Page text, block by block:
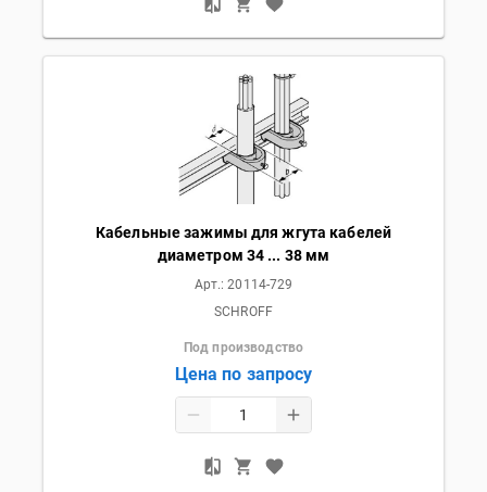
Кабельные зажимы для жгута кабелей
диаметром 34 ... 38 мм
Арт.:20114-729
SCHROFF
Под производство
Цена по запросу